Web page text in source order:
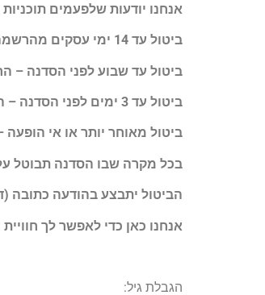
אנחנו יודעות שלפעמים
ביטול עד 14 ימי עסקים מהרשמה – החזר מלא בניכוי 5% או 100 ₪ (הנמוך מביניהם).
ביטול עד שבוע לפני הסדנה – החזר
ביטול עד 3 ימים לפני הסדנה – החזר של 50%.
ביטול מאוחר יותר או אי
בכל מקרה שבו הסדנה תבוטל
הביטול יתבצע בהודעה כתובה
אנחנו כאן כדי לאפשר לך
הגבלת גיל: